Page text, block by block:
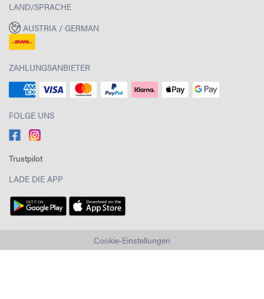
LAND/SPRACHE
AUSTRIA / GERMAN
ZAHLUNGSANBIETER
FOLGE UNS
Trustpilot
LADE DIE APP
Cookie-Einstellungen